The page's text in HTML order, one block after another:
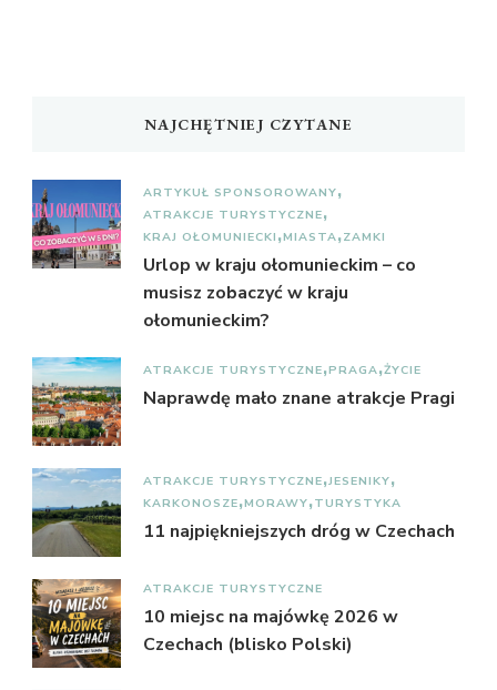
NAJCHĘTNIEJ CZYTANE
ARTYKUŁ SPONSOROWANY
ATRAKCJE TURYSTYCZNE
KRAJ OŁOMUNIECKI MIASTA ZAMKI
Urlop w kraju ołomunieckim – co
musisz zobaczyć w kraju
ołomunieckim?
ATRAKCJE TURYSTYCZNE PRAGA ŻYCIE
Naprawdę mało znane atrakcje Pragi
ATRAKCJE TURYSTYCZNE JESENIKY
KARKONOSZE MORAWY TURYSTYKA
11 najpiękniejszych dróg w Czechach
ATRAKCJE TURYSTYCZNE
10 miejsc na majówkę 2026 w
Czechach (blisko Polski)